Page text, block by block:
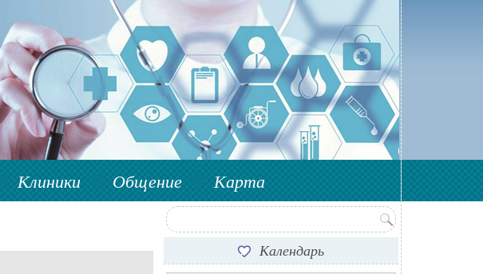
Клиники Общение Карта
Форма поиска
Календарь